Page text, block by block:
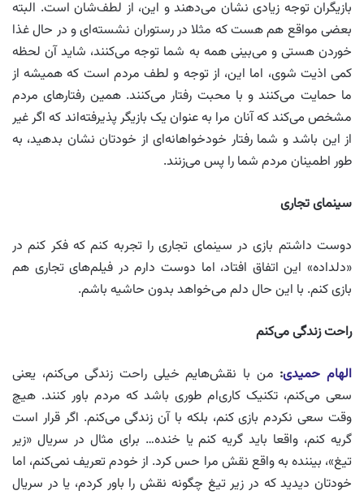
بازیگران توجه زیادی نشان می‌دهند و این، از لطف‌شان است. البته
بعضی مواقع هم هست که مثلا در رستوران نشسته‌ای و در حال غذا
خوردن هستی و می‌بینی همه به شما توجه می‌کنند، شاید آن لحظه
کمی اذیت شوی، اما این، از توجه و لطف مردم است که همیشه از
ما حمایت می‌کنند و با محبت رفتار می‌کنند. همین رفتارهای مردم
مشخص می‌کند که آنان مرا به عنوان یک بازیگر پذیرفته‌اند که اگر غیر
از این باشد و شما رفتار خودخواهانه‌ای از خودتان نشان بدهید، به
طور اطمینان مردم شما را پس می‌زنند.
سینمای تجاری
دوست داشتم بازی در سینمای تجاری را تجربه کنم که فکر کنم در
«دلداده» این اتفاق افتاد، اما دوست دارم در فیلم‌های تجاری هم
بازی کنم. با این حال دلم می‌خواهد بدون حاشیه باشم.
راحت زندگی می‌کنم
الهام حمیدی: من با نقش‌هایم خیلی راحت زندگی می‌کنم، یعنی
سعی می‌کنم، تکنیک کاری‌ام طوری باشد که مردم باور کنند. هیچ
وقت سعی نکردم بازی کنم، بلکه با آن زندگی می‌‌کنم. اگر قرار است
گریه کنم، واقعا باید گریه کنم یا خنده… برای مثال در سریال «زیر
تیغ»، بیننده به واقع نقش مرا حس کرد. از خودم تعریف نمی‌کنم، اما
خودتان دیدید که در زیر تیغ چگونه نقش را باور کردم، یا در سریال